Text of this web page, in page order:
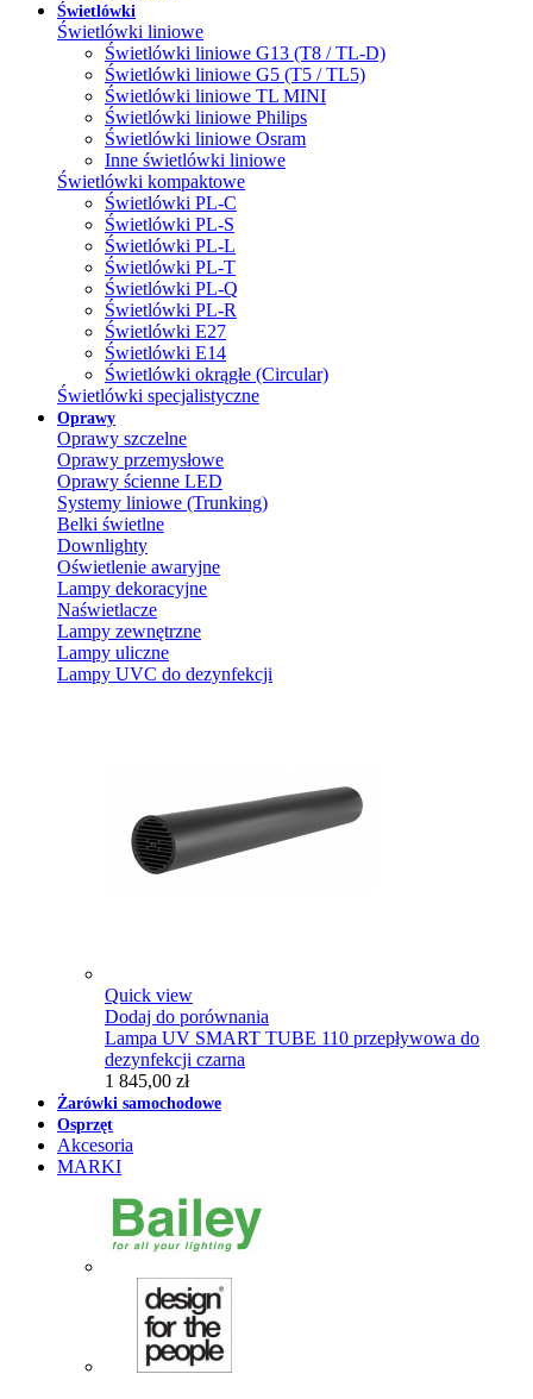
Świetlówki
Świetlówki liniowe
Świetlówki liniowe G13 (T8 / TL-D)
Świetlówki liniowe G5 (T5 / TL5)
Świetlówki liniowe TL MINI
Świetlówki liniowe Philips
Świetlówki liniowe Osram
Inne świetlówki liniowe
Świetlówki kompaktowe
Świetlówki PL-C
Świetlówki PL-S
Świetlówki PL-L
Świetlówki PL-T
Świetlówki PL-Q
Świetlówki PL-R
Świetlówki E27
Świetlówki E14
Świetlówki okrągłe (Circular)
Świetlówki specjalistyczne
Oprawy
Oprawy szczelne
Oprawy przemysłowe
Oprawy ścienne LED
Systemy liniowe (Trunking)
Belki świetlne
Downlighty
Oświetlenie awaryjne
Lampy dekoracyjne
Naświetlacze
Lampy zewnętrzne
Lampy uliczne
Lampy UVC do dezynfekcji
Quick view
Dodaj do porównania
Lampa UV SMART TUBE 110 przepływowa do
dezynfekcji czarna
1 845,00 zł
Żarówki samochodowe
Osprzęt
Akcesoria
MARKI